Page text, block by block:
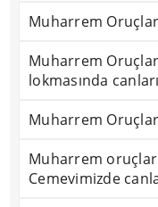
Muharrem
Muharrem
lokmasında
Muharrem
Muharrem
Cemevimizde